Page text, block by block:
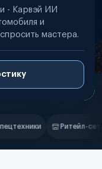
- Карвэй ИИ
и
мастера.
Управляющие компании